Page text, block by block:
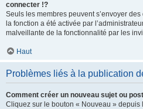
connecter !?
Seuls les membres peuvent s’envoyer
la fonction a été activée par
malveillante de la fonctionnalité par les
Haut
Problèmes liés à la publication
Comment créer un nouveau sujet ou
Cliquez sur le bouton « Nouveau » depuis